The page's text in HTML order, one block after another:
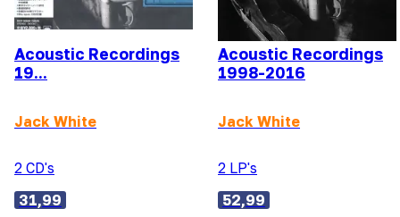
Acoustic Recordings
19...
Jack White
2 CD's
31,99
Acoustic Recordings
1998-2016
Jack White
2 LP's
52,99